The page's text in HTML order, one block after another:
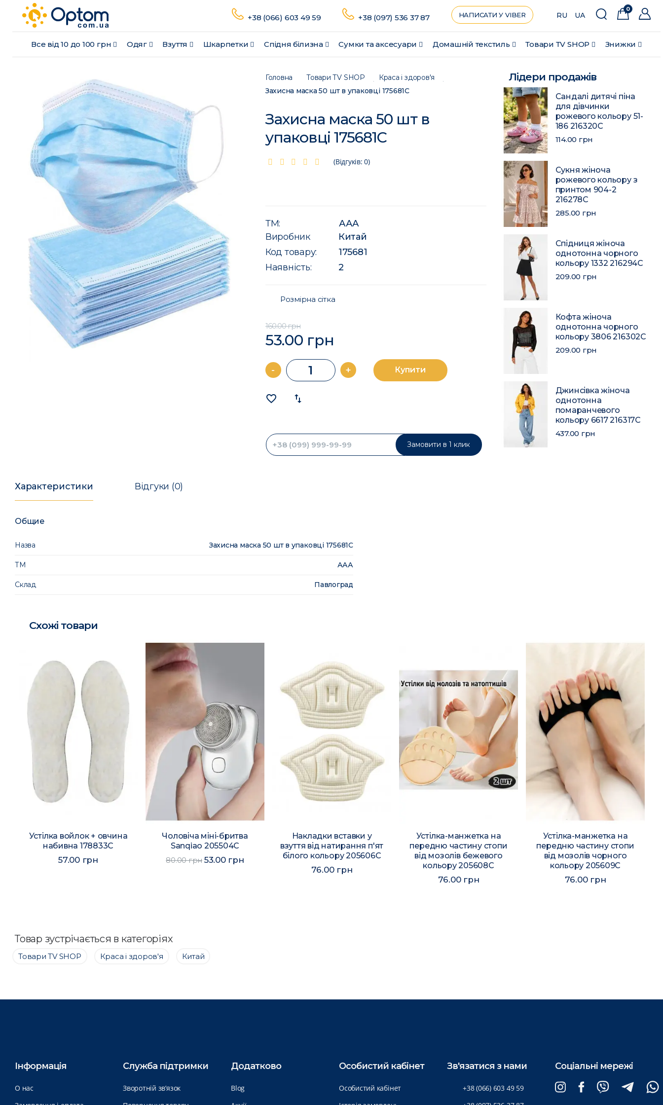
Все від 10 до 100 грн Одяг Взуття Шкарпетки Спідня білизна Сумки та аксесуари Домашній текстиль Товари ТV SHOP Знижки
+38 (066) 603 49 59 +38 (097) 536 37 87 НАПИСАТИ У VIBER RU UA
0
Головна Товари ТV SHOP
Краса і здоров'я
Захисна маска 50 шт в упаковці 175681C
Захисна маска 50 шт в
упаковці 175681C
(Відгуків: 0)
ТМ:
ААА
Виробник
Китай
Код товару:
175681
Наявність:
2
Розмірна сітка
160.00 грн
53.00 грн
- + Купити
favorite_border import_export
Замовити в 1 клик
Характеристики Відгуки (0)
Общие
Назва Захисна маска 50 шт в упаковці 175681C
ТМ ААА
Склад Павлоград
Лідери продажів
Сандалі дитячі піна
для дівчинки
рожевого кольору 51-
186 216320C
114.00 грн
Сукня жіноча
рожевого кольору з
принтом 904-2
216278C
285.00 грн
Спідниця жіноча
однотонна чорного
кольору 1332 216294C
209.00 грн
Кофта жіноча
однотонна чорного
кольору 3806 216302C
209.00 грн
Джинсівка жіноча
однотонна
помаранчевого
кольору 6617 216317C
437.00 грн
Схожі товари
Устілка войлок + овчина
набивна 178833C
57.00 грн
Чоловіча міні-бритва
Sanqiao 205504C
80.00 грн 53.00 грн
Накладки вставки у
взуття від натирання п'ят
білого кольору 205606C
76.00 грн
Устілка-манжетка на
передню частину стопи
від мозолів бежевого
кольору 205608C
76.00 грн
Устілка-манжетка на
передню частину стопи
від мозолів чорного
кольору 205609C
76.00 грн
Товар зустрічається в категоріях
Товари ТV SHOP Краса і здоров'я Китай
Інформація
О нас
Служба підтримки
Зворотній зв’язок
Додатково
Blog
Особистий кабінет
Особистий кабінет
Зв'язатися з нами
+38 (066) 603 49 59
Соціальні мережі